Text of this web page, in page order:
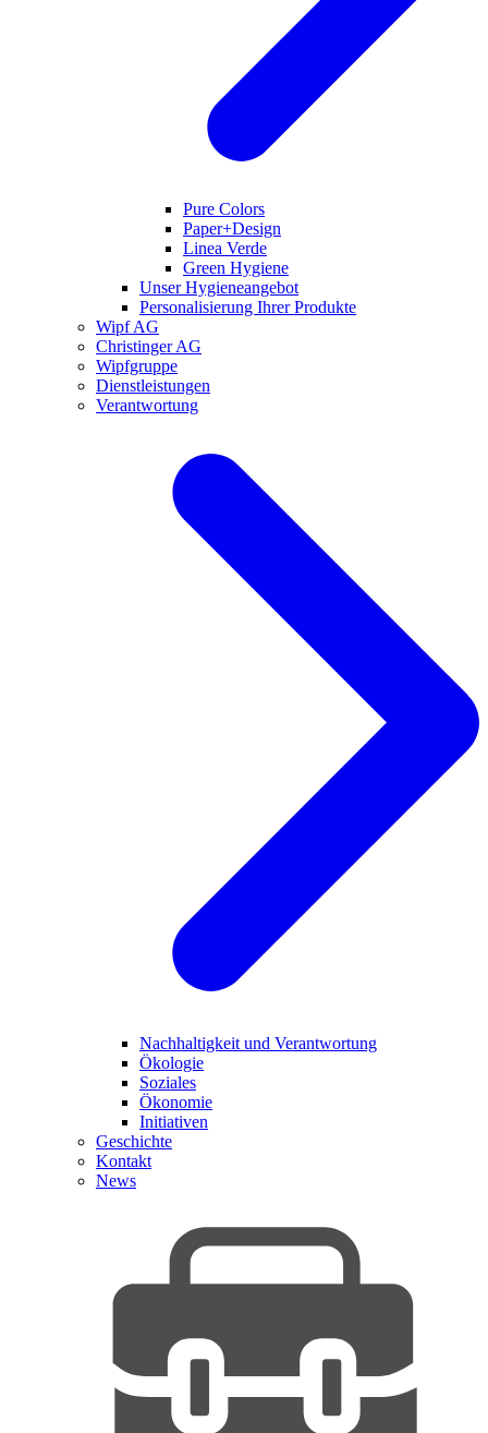
Pure Colors
Paper+Design
Linea Verde
Green Hygiene
Unser Hygieneangebot
Personalisierung Ihrer Produkte
Wipf AG
Christinger AG
Wipfgruppe
Dienstleistungen
Verantwortung
Nachhaltigkeit und Verantwortung
Ökologie
Soziales
Ökonomie
Initiativen
Geschichte
Kontakt
News